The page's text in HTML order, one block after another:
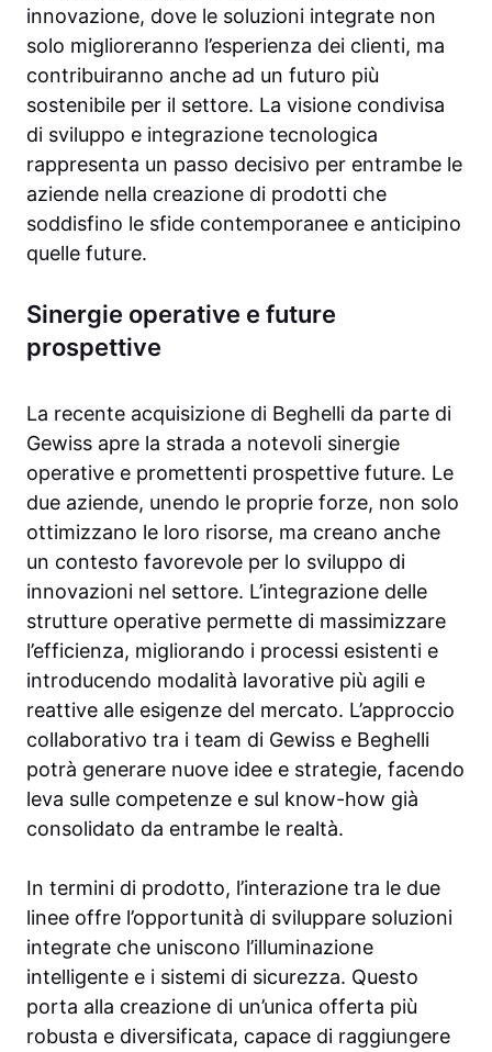
innovazione, dove le soluzioni integrate non
solo miglioreranno l’esperienza dei clienti, ma
contribuiranno anche ad un futuro più
sostenibile per il settore. La visione condivisa
di sviluppo e integrazione tecnologica
rappresenta un passo decisivo per entrambe le
aziende nella creazione di prodotti che
soddisfino le sfide contemporanee e anticipino
quelle future.
Sinergie operative e future
prospettive
La recente acquisizione di Beghelli da parte di
Gewiss apre la strada a notevoli sinergie
operative e promettenti prospettive future. Le
due aziende, unendo le proprie forze, non solo
ottimizzano le loro risorse, ma creano anche
un contesto favorevole per lo sviluppo di
innovazioni nel settore. L’integrazione delle
strutture operative permette di massimizzare
l’efficienza, migliorando i processi esistenti e
introducendo modalità lavorative più agili e
reattive alle esigenze del mercato. L’approccio
collaborativo tra i team di Gewiss e Beghelli
potrà generare nuove idee e strategie, facendo
leva sulle competenze e sul know-how già
consolidato da entrambe le realtà.
In termini di prodotto, l’interazione tra le due
linee offre l’opportunità di sviluppare soluzioni
integrate che uniscono l’illuminazione
intelligente e i sistemi di sicurezza. Questo
porta alla creazione di un’unica offerta più
robusta e diversificata, capace di raggiungere